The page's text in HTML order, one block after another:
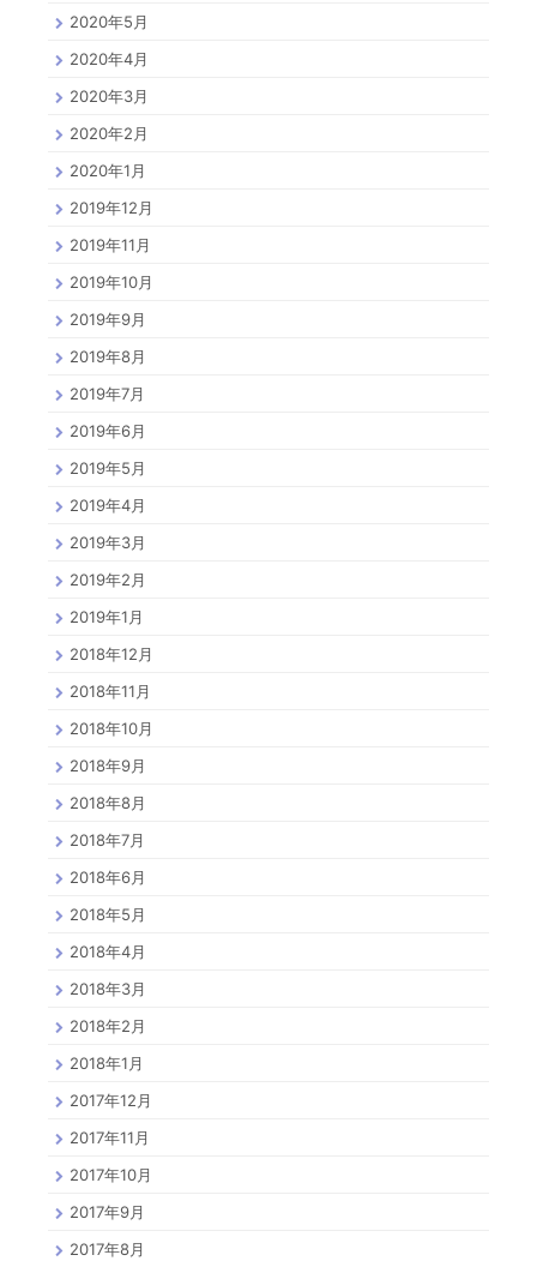
2020年5月
2020年4月
2020年3月
2020年2月
2020年1月
2019年12月
2019年11月
2019年10月
2019年9月
2019年8月
2019年7月
2019年6月
2019年5月
2019年4月
2019年3月
2019年2月
2019年1月
2018年12月
2018年11月
2018年10月
2018年9月
2018年8月
2018年7月
2018年6月
2018年5月
2018年4月
2018年3月
2018年2月
2018年1月
2017年12月
2017年11月
2017年10月
2017年9月
2017年8月